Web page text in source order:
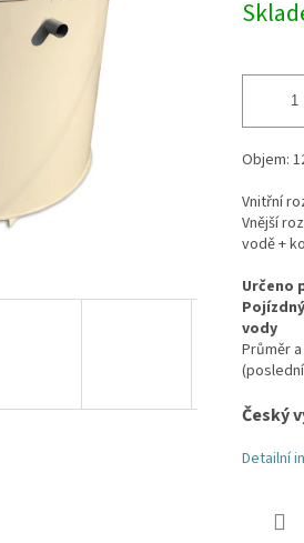
cena:
Objem:
Vnitřní
Vnější
vodě +
Určeno
vody
Průměr
Český
Detailní